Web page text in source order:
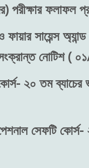
পরীক্ষার
ফায়ার সায়েন্স
সংক্রান্ত নোটিশ (
২০ তম
সেফটি